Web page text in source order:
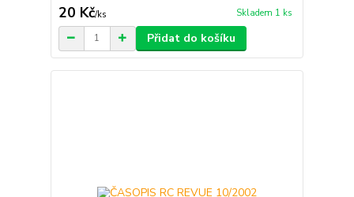
20 Kč/ks Skladem 1 ks
Přidat do košíku